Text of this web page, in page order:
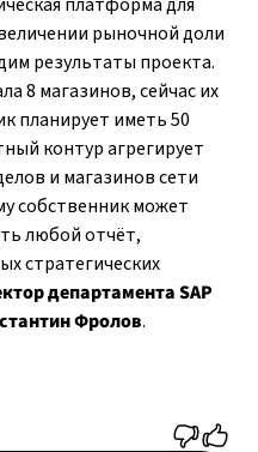
рыночной доли
результаты проекта.
8 магазинов, сейчас их
планирует иметь 50
контур агрегирует
и магазинов сети
собственник может
любой отчёт,
стратегических
департамента SAP
Фролов.